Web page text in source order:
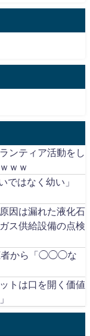
ンティア活動をし
ｗｗ
ではなく幼い」
因は漏れた液化石
ス供給設備の点検
者から「◯◯◯な
トは口を開く価値